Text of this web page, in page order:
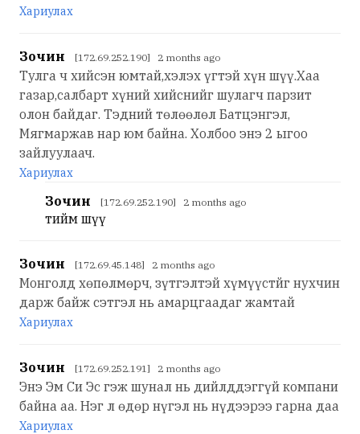
Хариулах
Зочин [172.69.252.190] 2 months ago
Тулга ч хийсэн юмтай,хэлэх үгтэй хүн шүү.Хаа
газар,салбарт хүний хийснийг шулагч парзит
олон байдаг. Тэдний төлөөлөл Батцэнгэл,
Мягмаржав нар юм байна. Холбоо энэ 2 ыгоо
зайлуулаач.
Хариулах
Зочин [172.69.252.190] 2 months ago
тийм шүү
Зочин [172.69.45.148] 2 months ago
Монголд хөпөлмөрч, зүтгэлтэй хүмүүстйг нухчин
дарж байж сэтгэл нь амарцгаадаг жамтай
Хариулах
Зочин [172.69.252.191] 2 months ago
Энэ Эм Си Эс гэж шунал нь дийлддэггүй компани
байна аа. Нэг л өдөр нүгэл нь нүдээрээ гарна даа
Хариулах